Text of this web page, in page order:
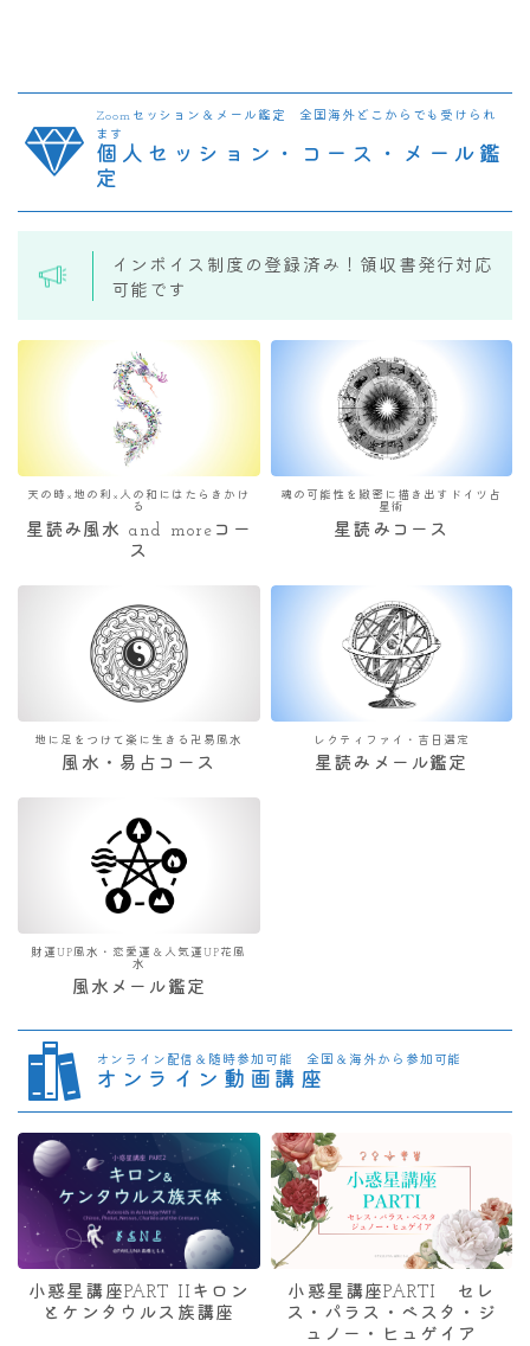
Zoomセッション＆メール鑑定 全国海外どこからでも受けられ
ます
個人セッション・コース・メール鑑
定
インボイス制度の登録済み！領収書発行対応
可能です
天の時×地の利×人の和にはたらきかけ
る
星読み風水 and moreコー
ス
魂の可能性を緻密に描き出すドイツ占
星術
星読みコース
地に足をつけて楽に生きる卍易風水
風水・易占コース
レクティファイ・吉日選定
星読みメール鑑定
財運UP風水・恋愛運＆人気運UP花風
水
風水メール鑑定
オンライン配信＆随時参加可能 全国＆海外から参加可能
オンライン動画講座
小惑星講座PART IIキロン
とケンタウルス族講座
小惑星講座PARTI セレ
ス・パラス・ベスタ・ジ
ュノー・ヒュゲイア